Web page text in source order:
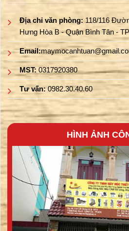
Địa chỉ văn phòng: 118/116
Hưng Hòa B - Quận Bình Tân -
Email:
MST:0317920380
Tư vấn:0982.30.40.60
HÌNH ẢNH